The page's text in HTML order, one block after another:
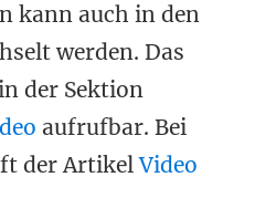
kann auch in den
werden. Das
der Sektion
aufrufbar. Bei
der ArtikelVideo